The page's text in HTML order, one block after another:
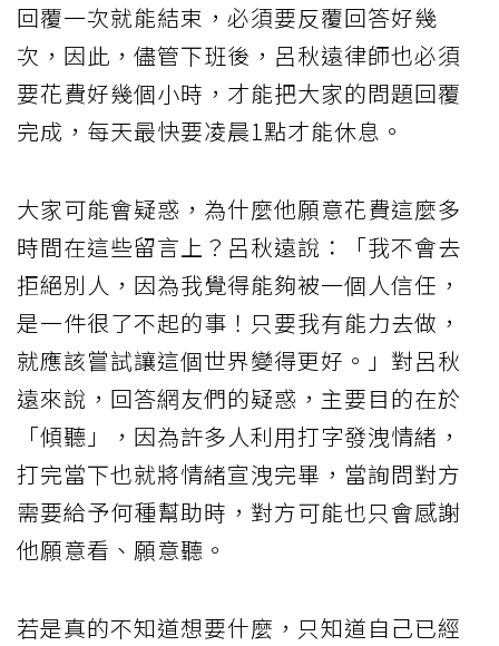
回覆一次就能結束，必須要反覆回答好幾
次，因此，儘管下班後，呂秋遠律師也必須
要花費好幾個小時，才能把大家的問題回覆
完成，每天最快要凌晨1點才能休息。
大家可能會疑惑，為什麼他願意花費這麼多
時間在這些留言上？呂秋遠說：「我不會去
拒絕別人，因為我覺得能夠被一個人信任，
是一件很了不起的事！只要我有能力去做，
就應該嘗試讓這個世界變得更好。」對呂秋
遠來說，回答網友們的疑惑，主要目的在於
「傾聽」，因為許多人利用打字發洩情緒，
打完當下也就將情緒宣洩完畢，當詢問對方
需要給予何種幫助時，對方可能也只會感謝
他願意看、願意聽。
若是真的不知道想要什麼，只知道自己已經